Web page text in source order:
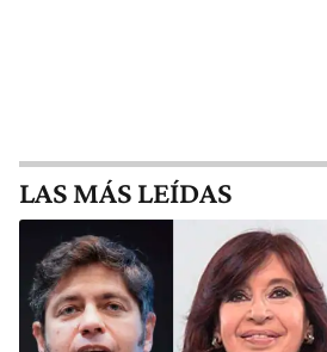
LAS MÁS LEÍDAS